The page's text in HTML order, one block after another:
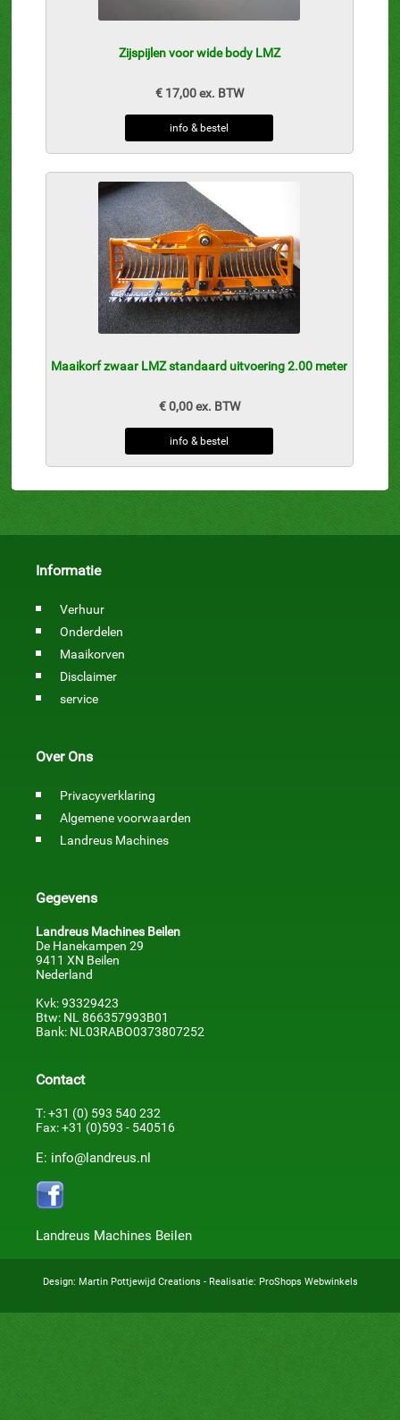
Zijspijlen voor wide body LMZ
€ 17,00 ex. BTW
info & bestel
Maaikorf zwaar LMZ standaard uitvoering 2.00 meter
€ 0,00 ex. BTW
info & bestel
Informatie
Verhuur
Onderdelen
Maaikorven
Disclaimer
service
Over Ons
Privacyverklaring
Algemene voorwaarden
Landreus Machines
Gegevens
Landreus Machines Beilen
De Hanekampen 29
9411 XN Beilen
Nederland
Kvk: 93329423
Btw: NL 866357993B01
Bank: NL03RABO0373807252
Contact
T: +31 (0) 593 540 232
Fax: +31 (0)593 - 540516
E: info@landreus.nl
Landreus Machines Beilen
Design: Martin Pottjewijd Creations - Realisatie: ProShops Webwinkels